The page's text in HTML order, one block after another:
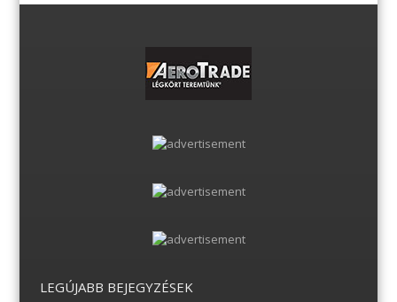
LEGÚJABB BEJEGYZÉSEK